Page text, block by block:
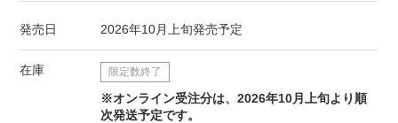
発売日 2026年10月上旬発売予定
在庫 限定数終了
※オンライン受注分は、2026年10月上旬より順
次発送予定です。